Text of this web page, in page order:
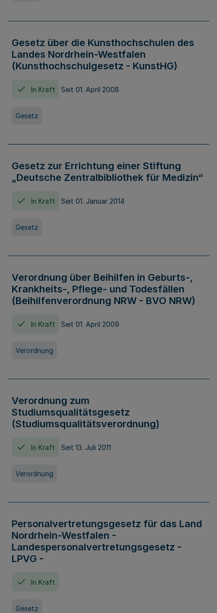
Gesetz über die Kunsthochschulen des
Landes Nordrhein-Westfalen
(Kunsthochschulgesetz - KunstHG)
In Kraft Seit 01. April 2008
Gesetz
Gesetz zur Errichtung einer Stiftung
„Deutsche Zentralbibliothek für Medizin“
In Kraft Seit 01. Januar 2014
Gesetz
Verordnung über Beihilfen in Geburts-,
Krankheits-, Pflege- und Todesfällen
(Beihilfenverordnung NRW - BVO NRW)
In Kraft Seit 01. April 2009
Verordnung
Verordnung zum
Studiumsqualitätsgesetz
(Studiumsqualitätsverordnung)
In Kraft Seit 13. Juli 2011
Verordnung
Personalvertretungsgesetz für das Land
Nordrhein-Westfalen -
Landespersonalvertretungsgesetz -
LPVG -
In Kraft
Gesetz